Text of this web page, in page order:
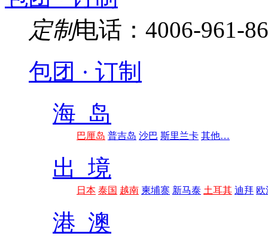
定制电话：4006-961-
包团 · 订制
海 岛
巴厘岛 普吉岛 沙巴 斯里兰卡 其他…
出 境
日本 泰国 越南 柬埔寨 新马泰 土耳其 迪拜 欧
港 澳